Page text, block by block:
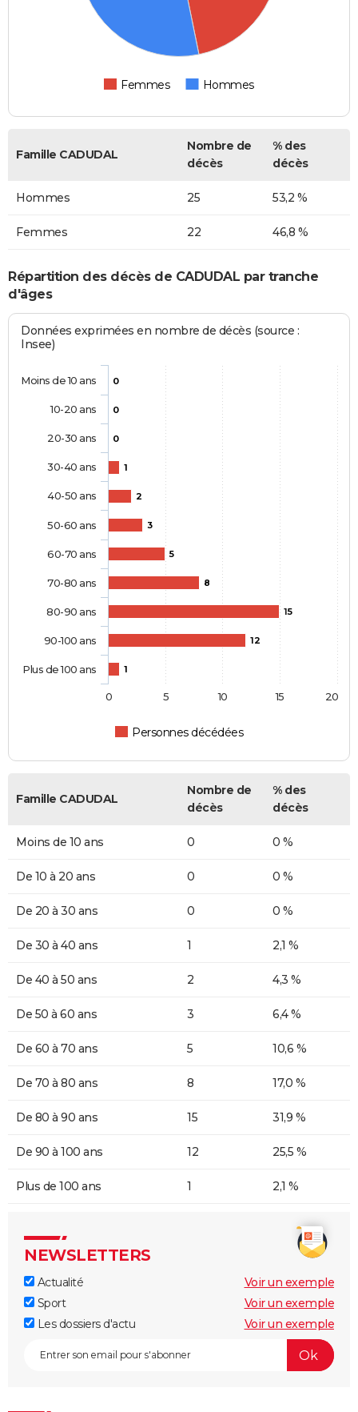
Femmes Hommes
Famille CADUDAL
Nombre de
décès
% des
décès
Hommes 25 53,2 %
Femmes 22 46,8 %
Répartition des décès de CADUDAL par tranche
d'âges
Données exprimées en nombre de décès (source :
Insee)
0
0
0
1
2
3
5
8
15
12
1
Personnes décédées
Moins de 10 ans
10-20 ans
20-30 ans
30-40 ans
40-50 ans
50-60 ans
60-70 ans
70-80 ans
80-90 ans
90-100 ans
Plus de 100 ans
0 5 10 15 20
Famille CADUDAL
Nombre de
décès
% des
décès
Moins de 10 ans 0 0 %
De 10 à 20 ans 0 0 %
De 20 à 30 ans 0 0 %
De 30 à 40 ans 1 2,1 %
De 40 à 50 ans 2 4,3 %
De 50 à 60 ans 3 6,4 %
De 60 à 70 ans 5 10,6 %
De 70 à 80 ans 8 17,0 %
De 80 à 90 ans 15 31,9 %
De 90 à 100 ans 12 25,5 %
Plus de 100 ans 1 2,1 %
NEWSLETTERS
Actualité
Voir un exemple
Sport
Voir un exemple
Les dossiers d'actu
Voir un exemple